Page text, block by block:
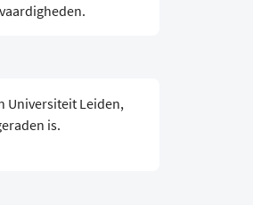
Universiteit Leiden,
is.